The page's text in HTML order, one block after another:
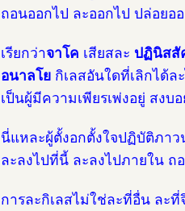
ถอนออกไป ละออกไป ปล่อยอ
เรียกว่าจาโค เสียสละ ปฏินิสสั
อนาลโย กิเลสอันใดที่เลิกได้ล
เป็นผู้มีความเพียรเพ่งอยู่ สงบ
นี่แหละผู้ตั้งอกตั้งใจปฏิบัติภาว
ละลงไปที่นี้ ละลงไปภายใน
การละกิเลสไม่ใช่ละที่อื่น ละ